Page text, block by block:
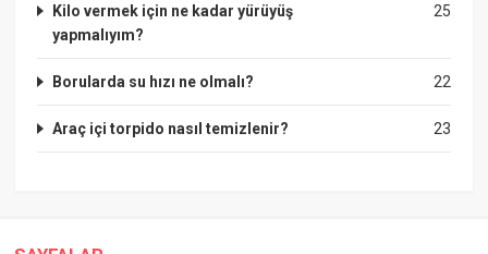
25
Kilo vermek için ne kadar yürüyüş
yapmalıyım?
22
Borularda su hızı ne olmalı?
23
Araç içi torpido nasıl temizlenir?